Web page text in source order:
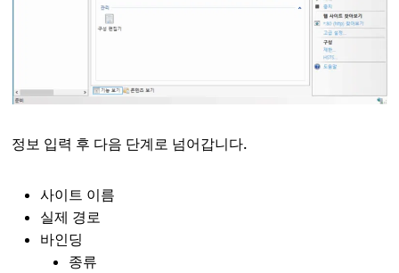
정보 입력 후 다음 단계로 넘어갑니다.
사이트 이름
실제 경로
바인딩
종류